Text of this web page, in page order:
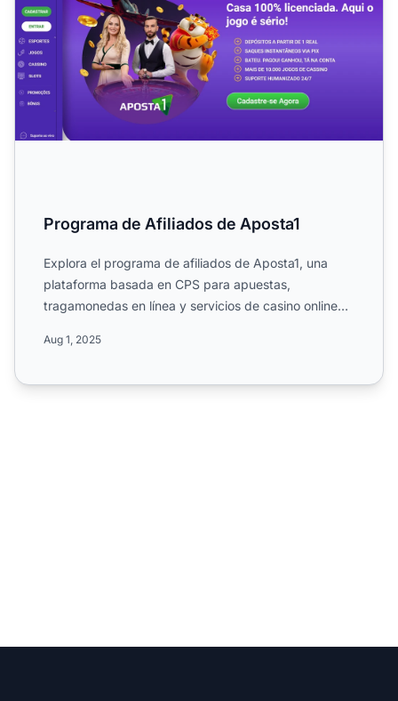
Programa de Afiliados de Aposta1
Explora el programa de afiliados de Aposta1, una
plataforma basada en CPS para apuestas,
tragamonedas en línea y servicios de casino online
Aug 1, 2025